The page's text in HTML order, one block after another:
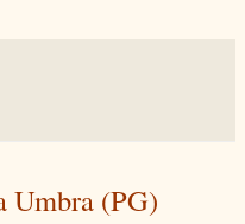
Umbra (PG)